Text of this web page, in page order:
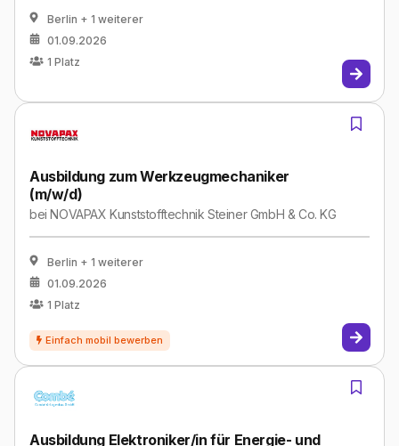
Berlin + 1 weiterer
01.09.2026
1 Platz
Ausbildung zum Werkzeugmechaniker
(m/w/d)
beiNOVAPAX Kunststofftechnik Steiner GmbH & Co. KG
Berlin + 1 weiterer
01.09.2026
1 Platz
Ausbildung Elektroniker/in für Energie- und